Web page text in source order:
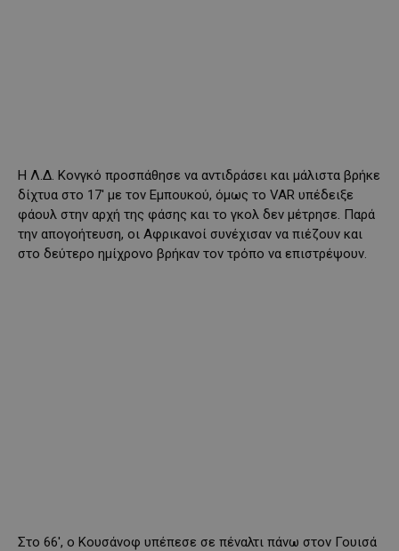
Η Λ.Δ. Κονγκό προσπάθησε να αντιδράσει και μάλιστα βρήκε
δίχτυα στο 17′ με τον Εμπουκού, όμως το VAR υπέδειξε
φάουλ στην αρχή της φάσης και το γκολ δεν μέτρησε. Παρά
την απογοήτευση, οι Αφρικανοί συνέχισαν να πιέζουν και
στο δεύτερο ημίχρονο βρήκαν τον τρόπο να επιστρέψουν.
Στο 66′, ο Κουσάνοφ υπέπεσε σε πέναλτι πάνω στον Γουισά